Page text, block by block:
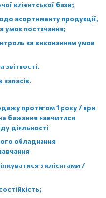
клієнтської бази;
асортименту продукції,
умов постачання;
за виконанням умов
звітності.
протягом 1 року / при
бажання навчитися
діяльності
обладнання
з клієнтами /